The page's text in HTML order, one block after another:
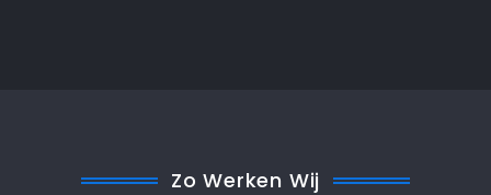
Zo Werken Wij